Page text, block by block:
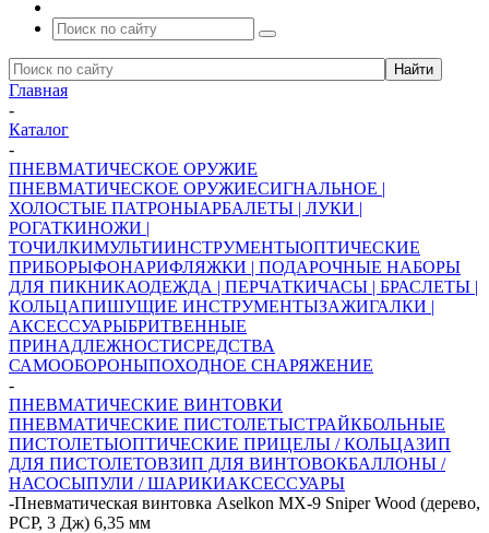
Главная
-
Каталог
-
ПНЕВМАТИЧЕСКОЕ ОРУЖИЕ
ПНЕВМАТИЧЕСКОЕ ОРУЖИЕСИГНАЛЬНОЕ |
ХОЛОСТЫЕ ПАТРОНЫАРБАЛЕТЫ | ЛУКИ |
РОГАТКИНОЖИ |
ТОЧИЛКИМУЛЬТИИНСТРУМЕНТЫОПТИЧЕСКИЕ
ПРИБОРЫФОНАРИФЛЯЖКИ | ПОДАРОЧНЫЕ НАБОРЫ
ДЛЯ ПИКНИКАОДЕЖДА | ПЕРЧАТКИЧАСЫ | БРАСЛЕТЫ |
КОЛЬЦАПИШУЩИЕ ИНСТРУМЕНТЫЗАЖИГАЛКИ |
АКСЕССУАРЫБРИТВЕННЫЕ
ПРИНАДЛЕЖНОСТИСРЕДСТВА
САМООБОРОНЫПОХОДНОЕ СНАРЯЖЕНИЕ
-
ПНЕВМАТИЧЕСКИЕ ВИНТОВКИ
ПНЕВМАТИЧЕСКИЕ ПИСТОЛЕТЫСТРАЙКБОЛЬНЫЕ
ПИСТОЛЕТЫОПТИЧЕСКИЕ ПРИЦЕЛЫ / КОЛЬЦАЗИП
ДЛЯ ПИСТОЛЕТОВЗИП ДЛЯ ВИНТОВОКБАЛЛОНЫ /
НАСОСЫПУЛИ / ШАРИКИАКСЕССУАРЫ
-Пневматическая винтовка Aselkon MX-9 Sniper Wood (дерево,
PCP, 3 Дж) 6,35 мм